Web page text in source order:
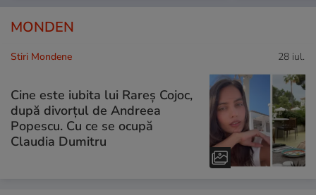
MONDEN
Stiri Mondene 28 iul.
Cine este iubita lui Rareș Cojoc,
după divorțul de Andreea
Popescu. Cu ce se ocupă
Claudia Dumitru